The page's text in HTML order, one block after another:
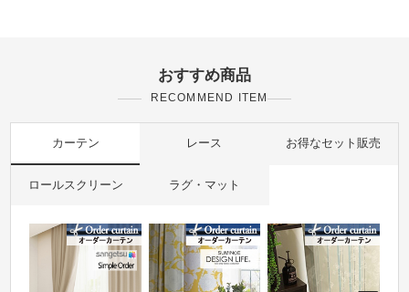
おすすめ商品
RECOMMEND ITEM
カーテン レース お得なセット販売
ロールスクリーン ラグ・マット